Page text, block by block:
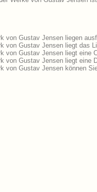
von Gustav Jensen liegen
von Gustav Jensen liegt das
von Gustav Jensen liegt eine
von Gustav Jensen liegt eine
von Gustav Jensen können